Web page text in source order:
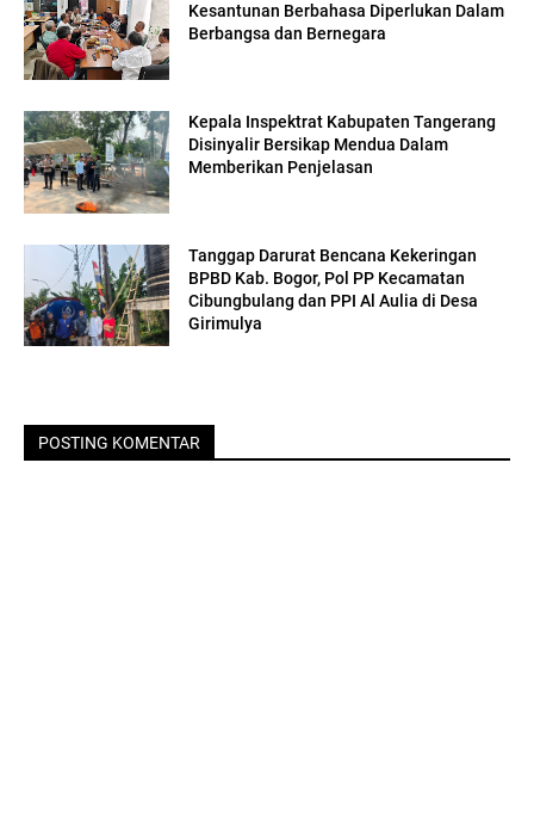
Kesantunan Berbahasa Diperlukan Dalam
Berbangsa dan Bernegara
Kepala Inspektrat Kabupaten Tangerang
Disinyalir Bersikap Mendua Dalam
Memberikan Penjelasan
Tanggap Darurat Bencana Kekeringan
BPBD Kab. Bogor, Pol PP Kecamatan
Cibungbulang dan PPI Al Aulia di Desa
Girimulya
POSTING KOMENTAR